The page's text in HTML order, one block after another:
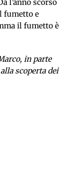
l’anno scorso
fumetto e
il fumetto è
, in parte
scoperta dei